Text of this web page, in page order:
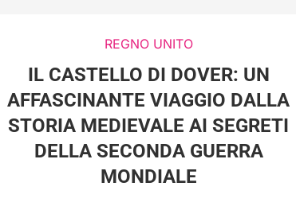
REGNO UNITO
IL CASTELLO DI DOVER: UN
AFFASCINANTE VIAGGIO DALLA
STORIA MEDIEVALE AI SEGRETI
DELLA SECONDA GUERRA
MONDIALE